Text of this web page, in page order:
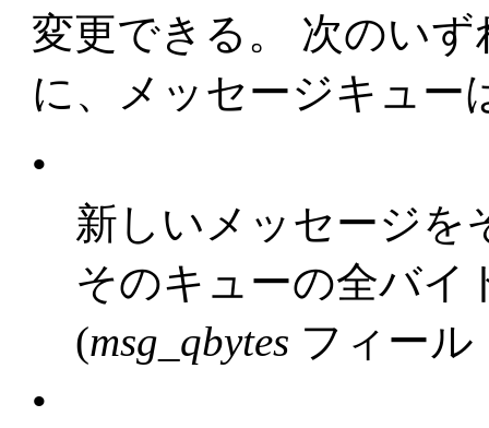
変更できる。 次のい
に、メッセージキュー
•
新しいメッセージを
そのキューの全バイ
(msg_qbytes フィール
•